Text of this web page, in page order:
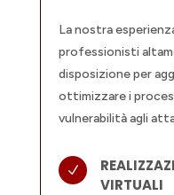
La nostra
professionisti
disposizione per
ottimizzare i
vulnerabilità agli
N
VIRTUALI